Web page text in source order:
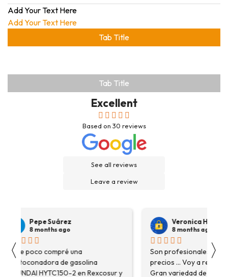
Add Your Text Here
Add Your Text Here
Tab Title
Tab Title
Excellent
Based on 30 reviews
See all reviews
Leave a review
〈
Pepe Suárez
8 months ago
Hace poco compré una
destoconadora de gasolina
HYUNDAI HYTC150-2 en Rexcosur y
Veronica Hidalgo
8 months ago
Son profesionales ,
precios ... Voy a repetir
Gran variedad de
〉